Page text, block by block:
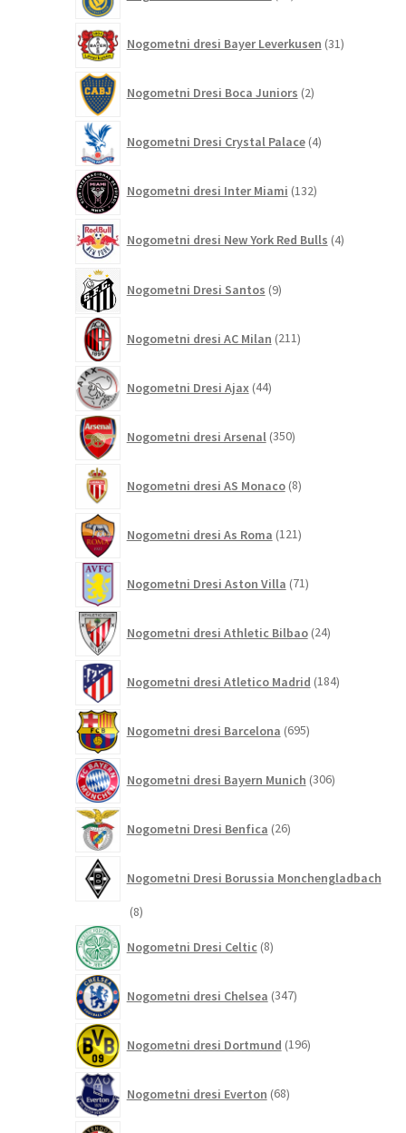
Nogometni dresi Bayer Leverkusen 31izdelkov
Nogometni Dresi Boca Juniors 2izdelka
Nogometni Dresi Crystal Palace 4izdelki
Nogometni dresi Inter Miami 132izdelkov
Nogometni dresi New York Red Bulls 4izdelki
Nogometni Dresi Santos 9izdelkov
Nogometni dresi AC Milan 211izdelkov
Nogometni Dresi Ajax 44izdelkov
Nogometni dresi Arsenal 350izdelkov
Nogometni dresi AS Monaco 8izdelkov
Nogometni dresi As Roma 121izdelkov
Nogometni Dresi Aston Villa 71izdelkov
Nogometni dresi Athletic Bilbao 24izdelkov
Nogometni dresi Atletico Madrid 184izdelkov
Nogometni dresi Barcelona 695izdelkov
Nogometni dresi Bayern Munich 306izdelkov
Nogometni Dresi Benfica 26izdelkov
Nogometni Dresi Borussia Monchengladbach
88
Nogometni Dresi Celtic 8izdelkov
Nogometni dresi Chelsea 347izdelkov
Nogometni dresi Dortmund 196izdelkov
Nogometni dresi Everton 68izdelkov